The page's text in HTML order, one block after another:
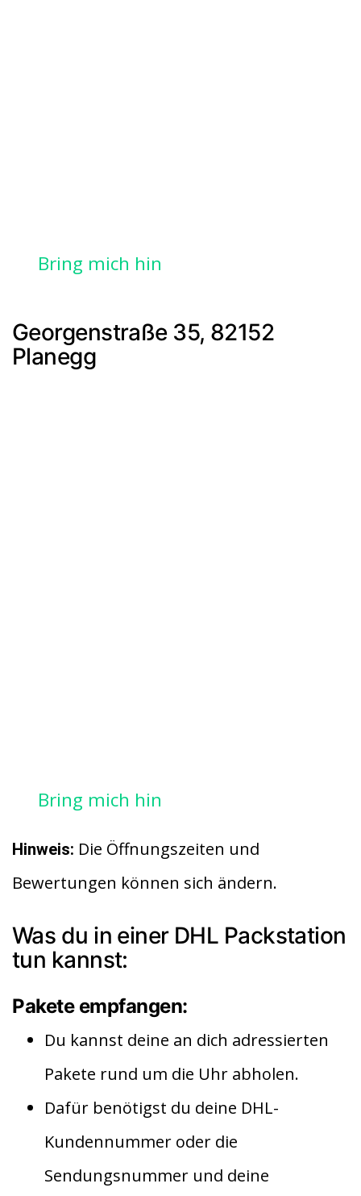
Bring mich hin
Georgenstraße 35, 82152
Planegg
Bring mich hin
Hinweis: Die Öffnungszeiten und
Bewertungen können sich ändern.
Was du in einer DHL Packstation
tun kannst:
Pakete empfangen:
Du kannst deine an dich adressierten
Pakete rund um die Uhr abholen.
Dafür benötigst du deine DHL-
Kundennummer oder die
Sendungsnummer und deine